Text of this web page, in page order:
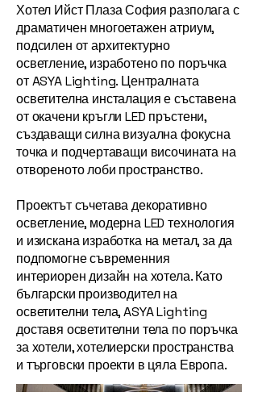
Хотел Ийст Плаза София разполага с
драматичен многоетажен атриум,
подсилен от архитектурно
осветление, изработено по поръчка
от ASYA Lighting. Централната
осветителна инсталация е съставена
от окачени кръгли LED пръстени,
създаващи силна визуална фокусна
точка и подчертаващи височината на
отвореното лоби пространство.
Проектът съчетава декоративно
осветление, модерна LED технология
и изискана изработка на метал, за да
подпомогне съвременния
интериорен дизайн на хотела. Като
български производител на
осветителни тела, ASYA Lighting
доставя осветителни тела по поръчка
за хотели, хотелиерски пространства
и търговски проекти в цяла Европа.